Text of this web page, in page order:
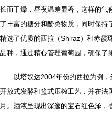
长而干燥，昼夜温差显著，这样的气
了丰富的糖分和酚类物质，同时保
精选了优质的西拉（Shiraz）和赤霞
品种，通过精心管理葡萄园，确保了
以塔奴达2004年份的西拉为例
开放式发酵和篮式压榨工艺，并在法
月。酒液呈现出深邃的宝石红色泽